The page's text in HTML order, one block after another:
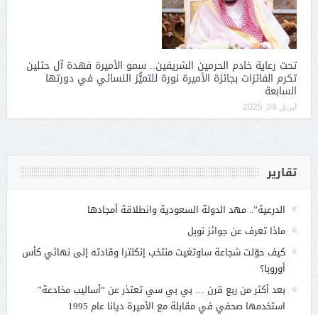
تحت رعاية خادم الحرمين الشريفين.. سمو الأميرة فهدة آل حثلين
تكرم الفائزات بجائزة الأميرة نورة للتميُّز النسائي في دورتها
السابعة
أبريل 09, 2025
تقارير
الدرعية”.. مهد الدولة السعودية وانطلاقة أمجادها
ماذا تعرف عن جوائز نوبل
كيف حوّلت شجاعة ساوثغيت منتخب إنكلترا وقادته إلى نهائي كأس
أوروبا؟
بعد أكثر من ربع قرن … بي بي سي تعتذر عن “أساليب مخادعة”
استخدمها صحفي في مقابلة مع الأميرة ديانا عام 1995